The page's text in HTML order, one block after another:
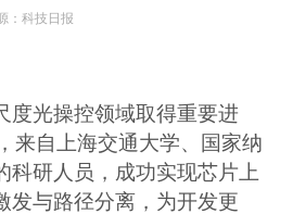
：科技日报
度光操控领域取得重要进
来自上海交通大学、国家纳
科研人员，成功实现芯片上
发与路径分离，为开发更